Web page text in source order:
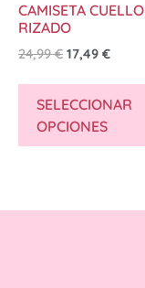
CAMISETA CUELLO
RIZADO
24,99€ 17,49 €
SELECCIONAR
OPCIONES